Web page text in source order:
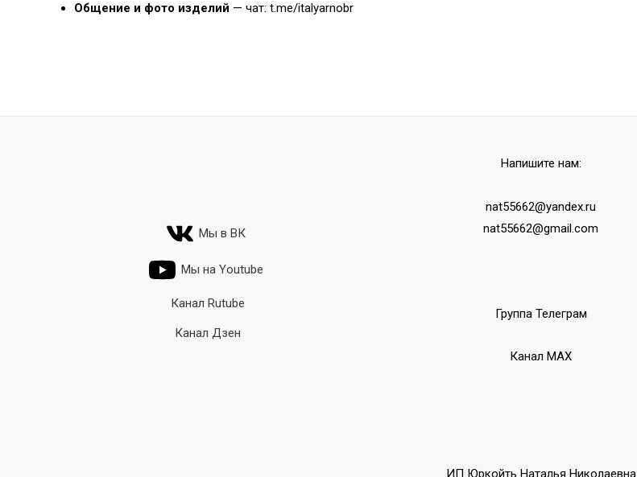
Общение и фото изделий — чат: t.me/italyarnobr
Мы в ВК
Мы на Youtube
Канал Rutube
Канал Дзен
Напишите нам:
nat55662@yandex.ru
nat55662@gmail.com
Группа Телеграм
Канал МАХ
ИП Юркойть Наталья Николаевна